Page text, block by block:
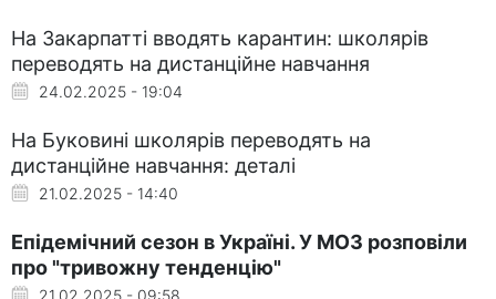
На Закарпатті вводять карантин: школярів
переводять на дистанційне навчання
24.02.2025 - 19:04
На Буковині школярів переводять на
дистанційне навчання: деталі
21.02.2025 - 14:40
Епідемічний сезон в Україні. У МОЗ розповіли
про "тривожну тенденцію"
21.02.2025 - 09:58